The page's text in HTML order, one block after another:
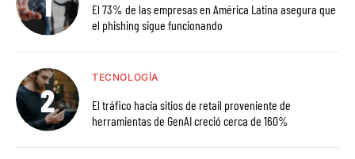
El 73% de las empresas en América Latina asegura que
el phishing sigue funcionando
TECNOLOGÍA
El tráfico hacia sitios de retail proveniente de
herramientas de GenAI creció cerca de 160%